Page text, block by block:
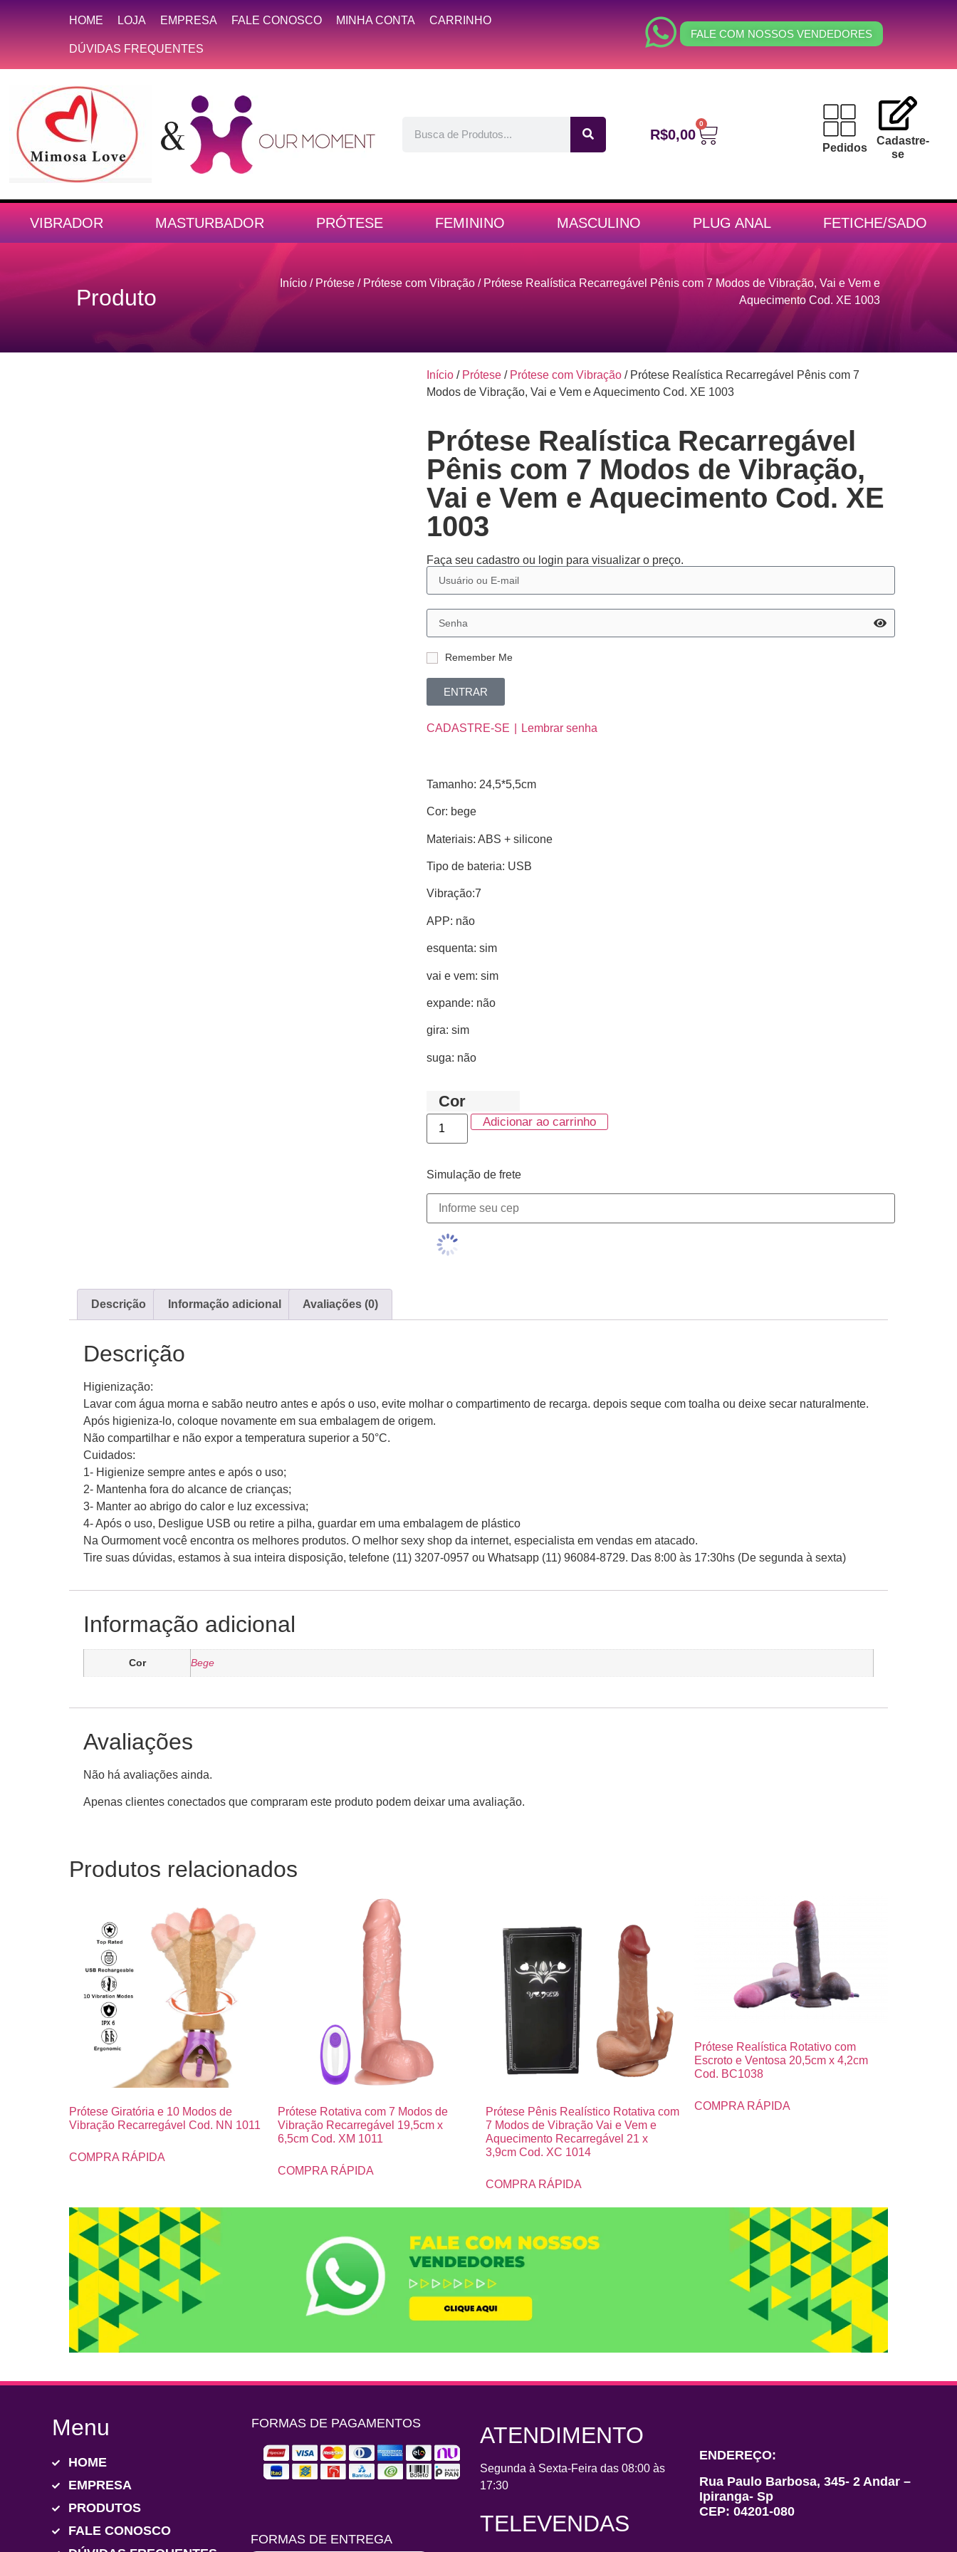
HOME LOJA EMPRESA FALE CONOSCO MINHA CONTA CARRINHO
DÚVIDAS FREQUENTES
FALE COM NOSSOS VENDEDORES
R$0,00
0
Pedidos
Cadastre-
se
VIBRADOR MASTURBADOR PRÓTESE FEMININO MASCULINO PLUG ANAL FETICHE/SADO
Produto
Início/ Prótese/ Prótese com Vibração/ Prótese Realística Recarregável Pênis com 7 Modos de Vibração, Vai e Vem e
Aquecimento Cod. XE 1003
Início/ Prótese/ Prótese com Vibração/ Prótese Realística Recarregável Pênis com 7
Modos de Vibração, Vai e Vem e Aquecimento Cod. XE 1003
Prótese Realística Recarregável
Pênis com 7 Modos de Vibração,
Vai e Vem e Aquecimento Cod. XE
1003
Faça seu cadastro ou login para visualizar o preço.
Remember Me
ENTRAR
CADASTRE-SE Lembrar senha
Tamanho: 24,5*5,5cm
Cor: bege
Materiais: ABS + silicone
Tipo de bateria: USB
Vibração:7
APP: não
esquenta: sim
vai e vem: sim
expande: não
gira: sim
suga: não
Cor
Adicionar ao carrinho
Simulação de frete
Descrição Informação adicional Avaliações (0)
Descrição
Higienização:
Lavar com água morna e sabão neutro antes e após o uso, evite molhar o compartimento de recarga. depois seque com toalha ou deixe secar naturalmente.
Após higieniza-lo, coloque novamente em sua embalagem de origem.
Não compartilhar e não expor a temperatura superior a 50°C.
Cuidados:
1- Higienize sempre antes e após o uso;
2- Mantenha fora do alcance de crianças;
3- Manter ao abrigo do calor e luz excessiva;
4- Após o uso, Desligue USB ou retire a pilha, guardar em uma embalagem de plástico
Na Ourmoment você encontra os melhores produtos. O melhor sexy shop da internet, especialista em vendas em atacado.
Tire suas dúvidas, estamos à sua inteira disposição, telefone (11) 3207-0957 ou Whatsapp (11) 96084-8729. Das 8:00 às 17:30hs (De segunda à sexta)
Informação adicional
Cor Bege
Avaliações
Não há avaliações ainda.
Apenas clientes conectados que compraram este produto podem deixar uma avaliação.
Produtos relacionados
Prótese Giratória e 10 Modos de
Vibração Recarregável Cod. NN 1011
COMPRA RÁPIDA
Prótese Rotativa com 7 Modos de
Vibração Recarregável 19,5cm x
6,5cm Cod. XM 1011
COMPRA RÁPIDA
Prótese Pênis Realístico Rotativa com
7 Modos de Vibração Vai e Vem e
Aquecimento Recarregável 21 x
3,9cm Cod. XC 1014
COMPRA RÁPIDA
Prótese Realística Rotativo com
Escroto e Ventosa 20,5cm x 4,2cm
Cod. BC1038
COMPRA RÁPIDA
Menu
HOME
EMPRESA
PRODUTOS
FALE CONOSCO
FORMAS DE PAGAMENTOS
FORMAS DE ENTREGA
ATENDIMENTO
Segunda à Sexta-Feira das 08:00 às
17:30
TELEVENDAS
ENDEREÇO:
Rua Paulo Barbosa, 345- 2 Andar –
Ipiranga- Sp
CEP: 04201-080